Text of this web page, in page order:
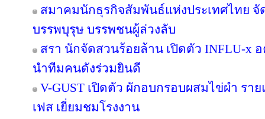
สมาคมนักธุรกิจสัมพันธ์แห่งประเทศไทย
บรรพบุรุษ บรรพชนผู้ล่วงลับ
สรา นักจัดสวนร้อยล้าน เปิดตัว INFLU-x
นำทีมคนดังร่วมยินดี
V-GUST เปิดตัว ผักอบกรอบผสมไข่ผำ รา
เฟส เยี่ยมชมโรงงาน